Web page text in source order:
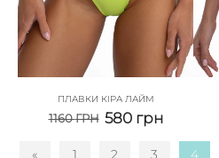
ПЛАВКИ КІРА ЛАЙМ
1160ГРН 580 грн
« 1 2 3 4